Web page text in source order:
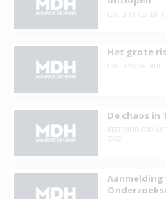
COVID-19, TESTEN
Het grote
COVID-19,
De chaos in